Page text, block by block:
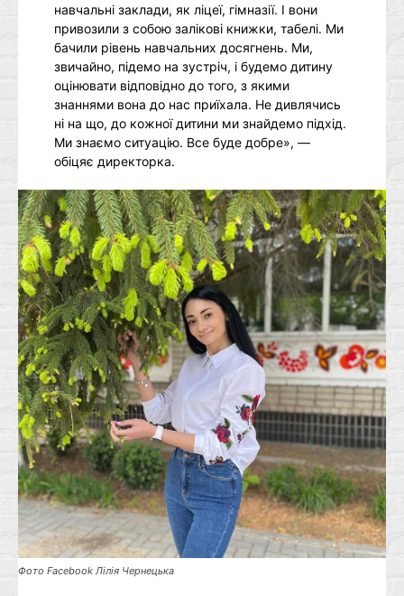
навчальні заклади, як ліцеї, гімназії. І вони
привозили з собою залікові книжки, табелі. Ми
бачили рівень навчальних досягнень. Ми,
звичайно, підемо на зустріч, і будемо дитину
оцінювати відповідно до того, з якими
знаннями вона до нас приїхала. Не дивлячись
ні на що, до кожної дитини ми знайдемо підхід.
Ми знаємо ситуацію. Все буде добре», —
обіцяє директорка.
Фото Facebook Лілія Чернецька